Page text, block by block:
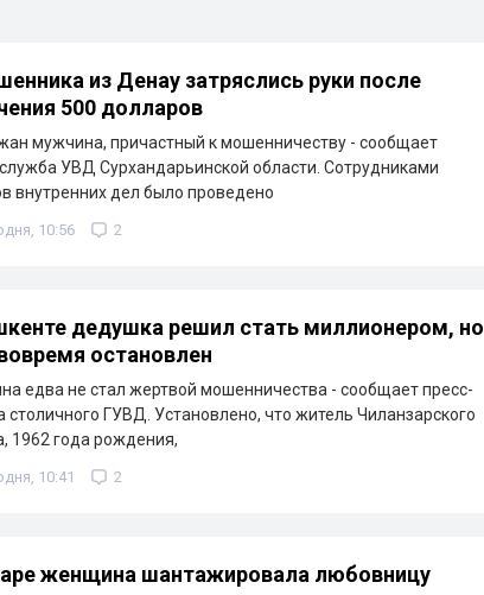
из Денау затряслись руки после
500 долларов
мужчина, причастный к мошенничеству - сообщает
УВД Сурхандарьинской области. Сотрудниками
внутренних дел было проведено
10:56 2
дедушка решил стать миллионером, но
остановлен
едва не стал жертвой мошенничества - сообщает пресс-
столичного ГУВД. Установлено, что житель Чиланзарского
1962 года рождения,
10:41 2
женщина шантажировала любовницу